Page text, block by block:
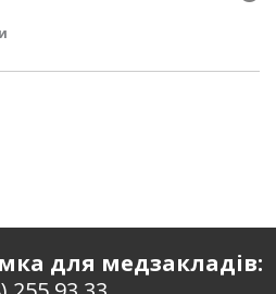
для медзакладів: